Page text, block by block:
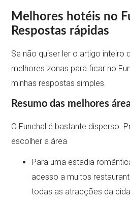
Melhores hotéis no
Respostas rápidas
Se não quiser ler o artigo inteiro
melhores zonas para ficar no
minhas respostas simples.
Resumo das melhores
O Funchal é bastante disperso.
escolher a área
Para uma estadia
acesso a muitos
todas as atracções da